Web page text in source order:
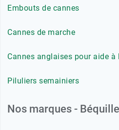
Embouts de cannes
Cannes de marche
Cannes anglaises pour aide à
Piluliers semainiers
Nos marques - Béquille